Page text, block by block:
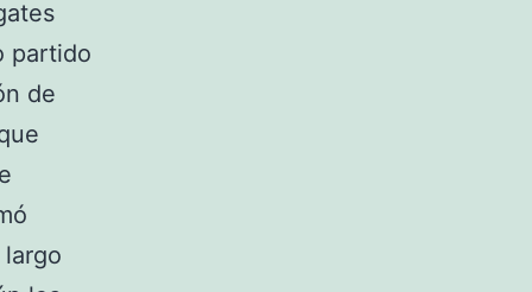
partido
de